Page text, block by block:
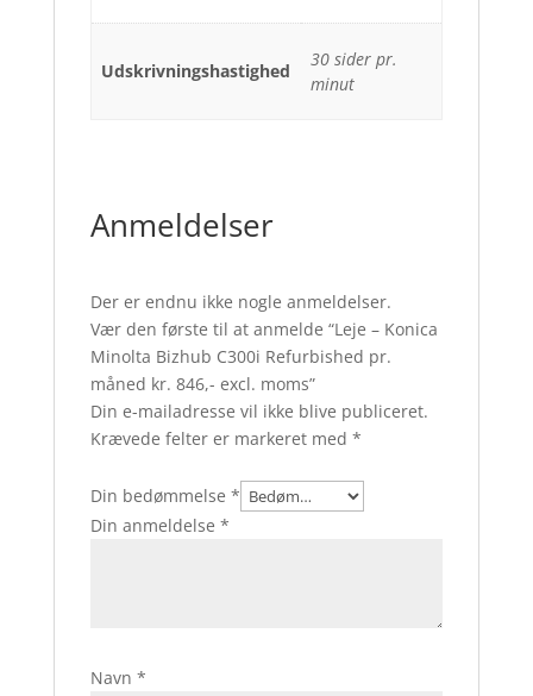
Udskrivningshastighed
30 sider pr.
minut
Anmeldelser
Der er endnu ikke nogle anmeldelser.
Vær den første til at anmelde “Leje – Konica
Minolta Bizhub C300i Refurbished pr.
måned kr. 846,- excl. moms”
Din e-mailadresse vil ikke blive publiceret.
Krævede felter er markeret med *
Din bedømmelse *
Din anmeldelse *
Navn *